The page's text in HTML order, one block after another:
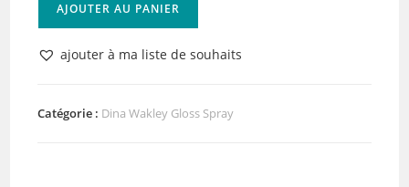
Ranger
Wakley
AJOUTER AU PANIER
ajouter à ma liste de souhaits
Catégorie : Dina Wakley Gloss Spray